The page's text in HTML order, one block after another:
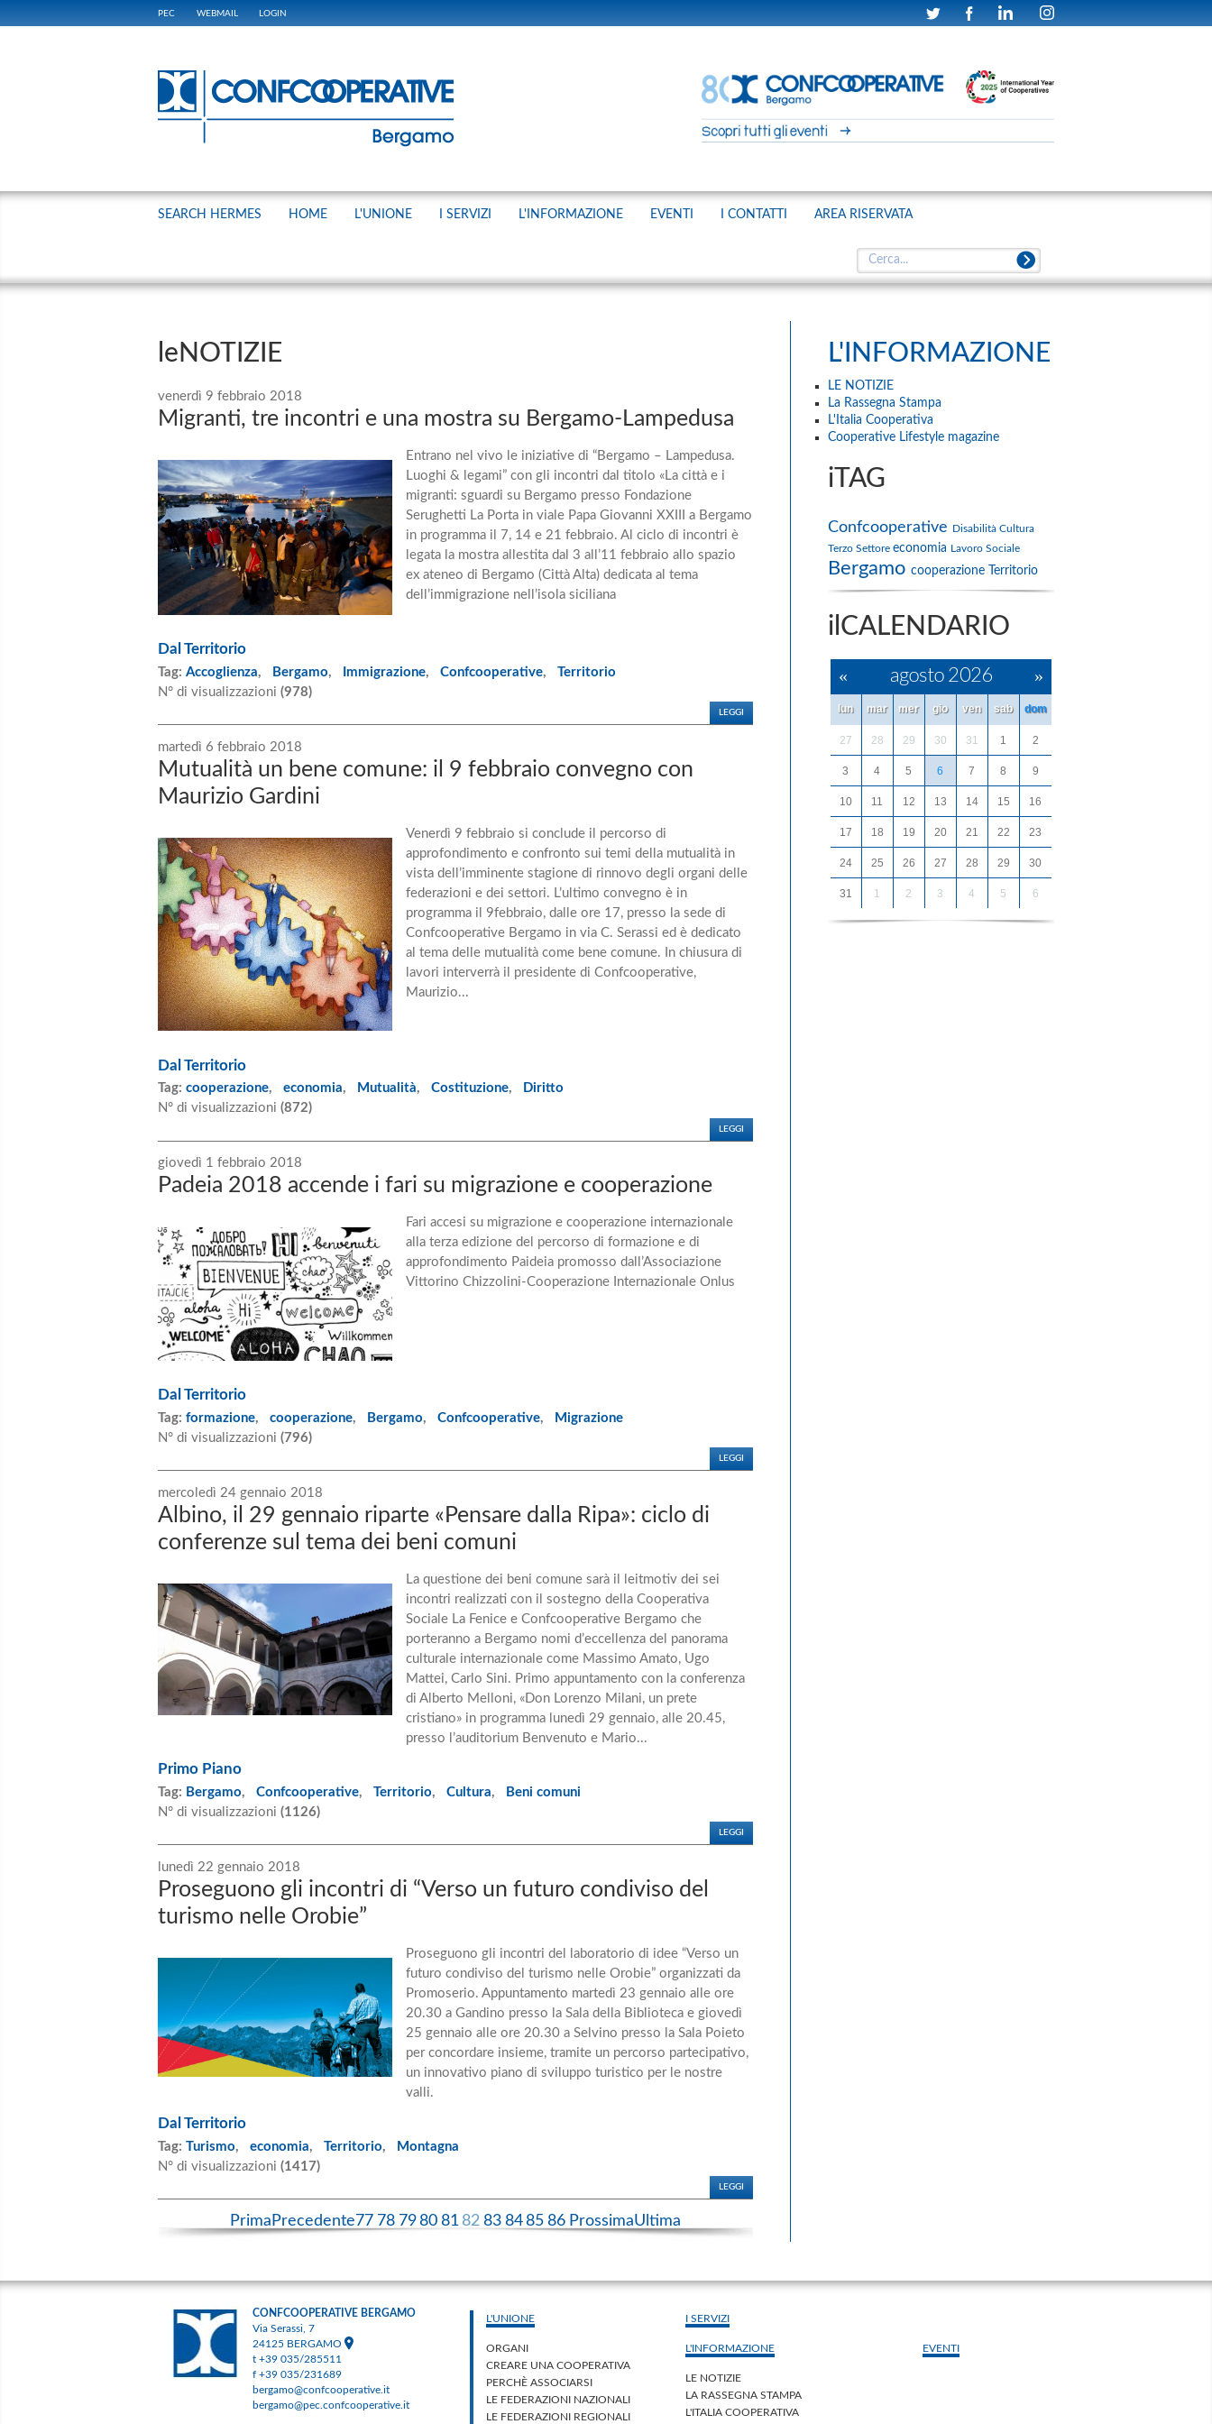
PEC WEBMAIL LOGIN
SEARCH HERMES HOME L'UNIONE I SERVIZI L'INFORMAZIONE EVENTI I CONTATTI AREA RISERVATA
leNOTIZIE
venerdì 9 febbraio 2018
Migranti, tre incontri e una mostra su Bergamo-Lampedusa
Entrano nel vivo le iniziative di “Bergamo – Lampedusa.
Luoghi & legami” con gli incontri dal titolo «La città e i
migranti: sguardi su Bergamo presso Fondazione
Serughetti La Porta in viale Papa Giovanni XXIII a Bergamo
in programma il 7, 14 e 21 febbraio. Al ciclo di incontri è
legata la mostra allestita dal 3 all’11 febbraio allo spazio
ex ateneo di Bergamo (Città Alta) dedicata al tema
dell’immigrazione nell’isola siciliana
Dal Territorio
Tag: Accoglienza, Bergamo, Immigrazione, Confcooperative, Territorio
N° di visualizzazioni (978)
LEGGI
martedì 6 febbraio 2018
Mutualità un bene comune: il 9 febbraio convegno con
Maurizio Gardini
Venerdì 9 febbraio si conclude il percorso di
approfondimento e confronto sui temi della mutualità in
vista dell’imminente stagione di rinnovo degli organi delle
federazioni e dei settori. L’ultimo convegno è in
programma il 9febbraio, dalle ore 17, presso la sede di
Confcooperative Bergamo in via C. Serassi ed è dedicato
al tema delle mutualità come bene comune. In chiusura di
lavori interverrà il presidente di Confcooperative,
Maurizio...
Dal Territorio
Tag: cooperazione, economia, Mutualità, Costituzione,
Diritto
N° di visualizzazioni (872)
LEGGI
giovedì 1 febbraio 2018
Padeia 2018 accende i fari su migrazione e cooperazione
Fari accesi su migrazione e cooperazione internazionale
alla terza edizione del percorso di formazione e di
approfondimento Paideia promosso dall’Associazione
Vittorino Chizzolini-Cooperazione Internazionale Onlus
Dal Territorio
Tag: formazione, cooperazione, Bergamo, Confcooperative,
Migrazione
N° di visualizzazioni (796)
LEGGI
mercoledì 24 gennaio 2018
Albino, il 29 gennaio riparte «Pensare dalla Ripa»: ciclo di
conferenze sul tema dei beni comuni
La questione dei beni comune sarà il leitmotiv dei sei
incontri realizzati con il sostegno della Cooperativa
Sociale La Fenice e Confcooperative Bergamo che
porteranno a Bergamo nomi d’eccellenza del panorama
culturale internazionale come Massimo Amato, Ugo
Mattei, Carlo Sini. Primo appuntamento con la conferenza
di Alberto Melloni, «Don Lorenzo Milani, un prete
cristiano» in programma lunedì 29 gennaio, alle 20.45,
presso l’auditorium Benvenuto e Mario...
Primo Piano
Tag: Bergamo, Confcooperative, Territorio, Cultura,
Beni comuni
N° di visualizzazioni (1126)
LEGGI
lunedì 22 gennaio 2018
Proseguono gli incontri di “Verso un futuro condiviso del
turismo nelle Orobie”
Proseguono gli incontri del laboratorio di idee “Verso un
futuro condiviso del turismo nelle Orobie” organizzati da
Promoserio. Appuntamento martedì 23 gennaio alle ore
20.30 a Gandino presso la Sala della Biblioteca e giovedì
25 gennaio alle ore 20.30 a Selvino presso la Sala Poieto
per concordare insieme, tramite un percorso partecipativo,
un innovativo piano di sviluppo turistico per le nostre
valli.
Dal Territorio
Tag: Turismo, economia, Territorio,
Montagna
N° di visualizzazioni (1417)
LEGGI
Prima Precedente77 78 79 80 81 82 83 84 85 86 ProssimaUltima
L'INFORMAZIONE
LE NOTIZIE
La Rassegna Stampa
L'Italia Cooperativa
Cooperative Lifestyle magazine
iTAG
Confcooperative Disabilità Cultura
Terzo Settore economia Lavoro Sociale
Bergamo cooperazione Territorio
ilCALENDARIO
« agosto 2026 »
lun mar mer gio ven sab dom
27 28 29 30 31 1 2
3 4 5 6 7 8 9
10 11 12 13 14 15 16
17 18 19 20 21 22 23
24 25 26 27 28 29 30
31 1 2 3 4 5 6
L'UNIONE
ORGANI
CREARE UNA COOPERATIVA
PERCHÈ ASSOCIARSI
LE FEDERAZIONI NAZIONALI
LE FEDERAZIONI REGIONALI
I SERVIZI
L'INFORMAZIONE
LE NOTIZIE
LA RASSEGNA STAMPA
L'ITALIA COOPERATIVA
EVENTI
CONFCOOPERATIVE BERGAMO
Via Serassi, 7
24125 BERGAMO
t +39 035/285511
f +39 035/231689
bergamo@confcooperative.it
bergamo@pec.confcooperative.it